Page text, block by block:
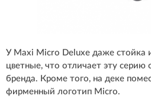
У Maxi Micro Deluxe даже стойка
цветные, что отличает эту серию
бренда. Кроме того, на деке
фирменный логотип Micro.